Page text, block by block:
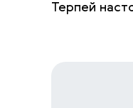
Терпей